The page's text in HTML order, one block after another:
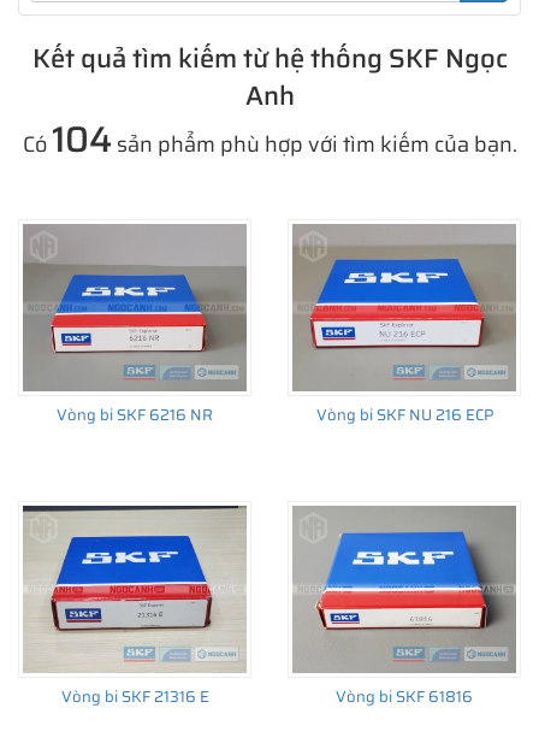
Kết quả tìm kiếm từ hệ thống SKF Ngọc
Anh
Có104sản phẩm phù hợp với tìm kiếm của bạn.
Vòng bi SKF 6216 NR Vòng bi SKF NU 216 ECP
Vòng bi SKF 21316 E Vòng bi SKF 61816